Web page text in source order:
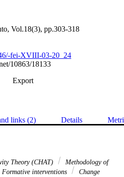
Vol.18(3), pp.303-318
fei-XVIII-03-20_24
10863/18133
Export
links (2) Details
Theory (CHAT)
Methodology of
Formative interventions
Change